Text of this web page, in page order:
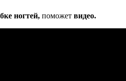
ногтей, поможет видео.